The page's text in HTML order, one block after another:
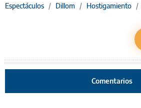
Espectáculos / Dillom / Hostigamiento /
Comentarios